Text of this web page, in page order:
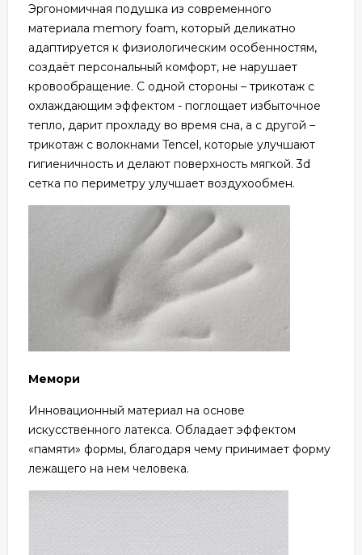
Эргономичная подушка из современного
материала memory foam, который деликатно
адаптируется к физиологическим особенностям,
создаёт персональный комфорт, не нарушает
кровообращение. С одной стороны – трикотаж с
охлаждающим эффектом - поглощает избыточное
тепло, дарит прохладу во время сна, а с другой –
трикотаж с волокнами Tencel, которые улучшают
гигиеничность и делают поверхность мягкой. 3d
сетка по периметру улучшает воздухообмен.
Мемори
Инновационный материал на основе
искусственного латекса. Обладает эффектом
«памяти» формы, благодаря чему принимает форму
лежащего на нем человека.